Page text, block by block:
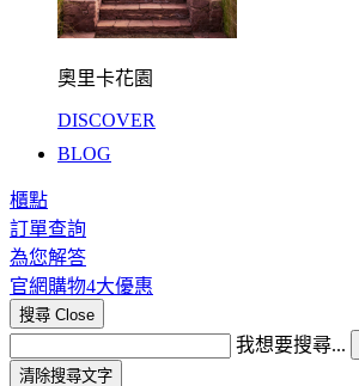
奧里卡花園
DISCOVER
BLOG
櫃點
訂單查詢
為您解答
官網購物4大優惠
搜尋 Close
我想要搜尋...
清除搜尋文字